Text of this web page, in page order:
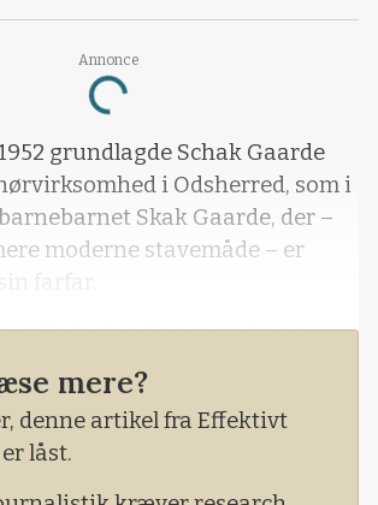
Annonce
Loading...
grundlagde Schak Gaarde
i Odsherred, som i
Skak Gaarde, der –
moderne stavemåde – er
farfar.
således tredje generation i
Schak Gaarde ApS, der for
hus for at markere Skak
fødselsdag.
mere?
denne artikel fra Effektivt
låst.